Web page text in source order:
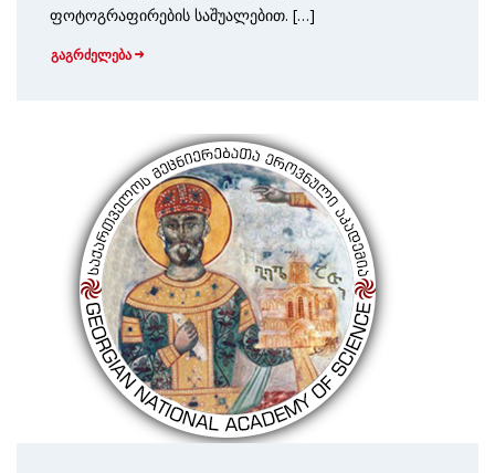
ფოტოგრაფირების საშუალებით. […]
გაგრძელება